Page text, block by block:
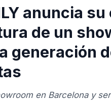
anuncia
de un
generación
en Barcelona y